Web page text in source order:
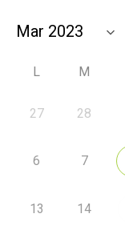
L M
27 28
6 7
13 14